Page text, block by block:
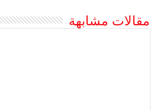
مقالات مشابهة